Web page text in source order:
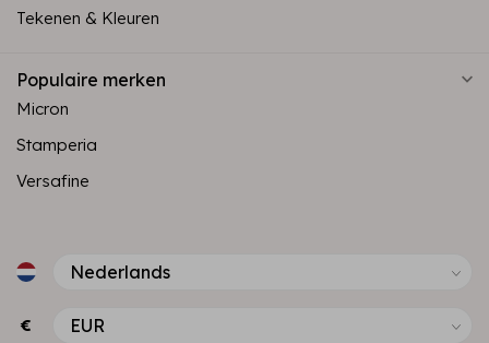
Tekenen & Kleuren
Populaire merken
Micron
Stamperia
Versafine
€